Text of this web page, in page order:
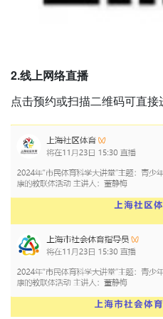
2.线上网络直播
点击预约或扫描二维码可直接